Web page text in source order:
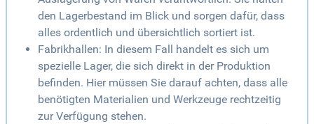
den Lagerbestand im Blick und sorgen dafür, dass
alles ordentlich und übersichtlich sortiert ist.
Fabrikhallen: In diesem Fall handelt es sich um
spezielle Lager, die sich direkt in der Produktion
befinden. Hier müssen Sie darauf achten, dass alle
benötigten Materialien und Werkzeuge rechtzeitig
zur Verfügung stehen.